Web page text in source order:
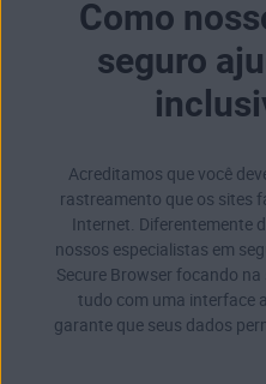
Como
seguro
Acreditamos que você
rastreamento que os sites
Internet. Diferentemente
nossos especialistas em
Secure Browser focando na
tudo com uma interface
garante que seus dados